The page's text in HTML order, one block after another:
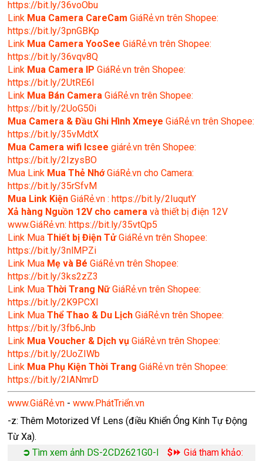
https://bit.ly/36voObu
Link Mua Camera CareCam GiáRẻ.vn trên Shopee:
https://bit.ly/3pnGBKp
Link Mua Camera YooSee GiáRẻ.vn trên Shopee:
https://bit.ly/36vqv8Q
Link Mua Camera IP GiáRẻ.vn trên Shopee:
https://bit.ly/2UtRE6l
Link Mua Bán CameraGiáRẻ.vn trên Shopee:
https://bit.ly/2UoG50i
Mua Camera & Đầu Ghi Hình XmeyeGiáRẻ.vn trên Shopee:
https://bit.ly/35vMdtX
Mua Camera wifi Icsee giárẻ.vn trên Shopee:
https://bit.ly/2IzysBO
Mua Link Mua Thẻ NhớGiáRẻ.vn cho Camera:
https://bit.ly/35rSfvM
Mua Link KiệnGiáRẻ.vn : https://bit.ly/2IuqutY
Xả hàng Nguồn 12V cho cameravà thiết bị điện 12V
www.GiáRẻ.vn: https://bit.ly/35vtQp5
Link MuaThiết bị Điện TửGiáRẻ.vn trên Shopee:
https://bit.ly/3nlMPZi
Link Mua Mẹ và Bé GiáRẻ.vn trên Shopee:
https://bit.ly/3ks2zZ3
Link MuaThời Trang NữGiáRẻ.vn trên Shopee:
https://bit.ly/2K9PCXl
Link Mua Thể Thao & Du Lịch GiáRẻ.vn trên Shopee:
https://bit.ly/3fb6Jnb
Link Mua Voucher & Dịch vụ GiáRẻ.vn trên Shopee:
https://bit.ly/2UoZIWb
Link Mua Phụ Kiện Thời TrangGiáRẻ.vn trên Shopee:
https://bit.ly/2IANmrD
www.GiáRẻ.vn -www.PhátTriển.vn
-z: Thêm Motorized Vf Lens (điều Khiển Óng Kính Tự Động
Từ Xa).
➲ Tìm xem ảnh DS-2CD2621G0-I $⏩Giá tham khảo: